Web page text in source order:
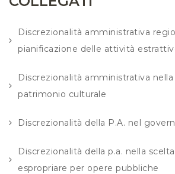
Discrezionalità amministrativa
pianificazione delle attività
Discrezionalità amministrativa
patrimonio culturale
Discrezionalità della P.A. nel
Discrezionalità della p.a. nella
espropriare per opere pubbliche